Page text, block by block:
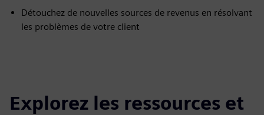
Détouchez de nouvelles sources de revenus en résolvant
les problèmes de votre client
Explorez les ressources et